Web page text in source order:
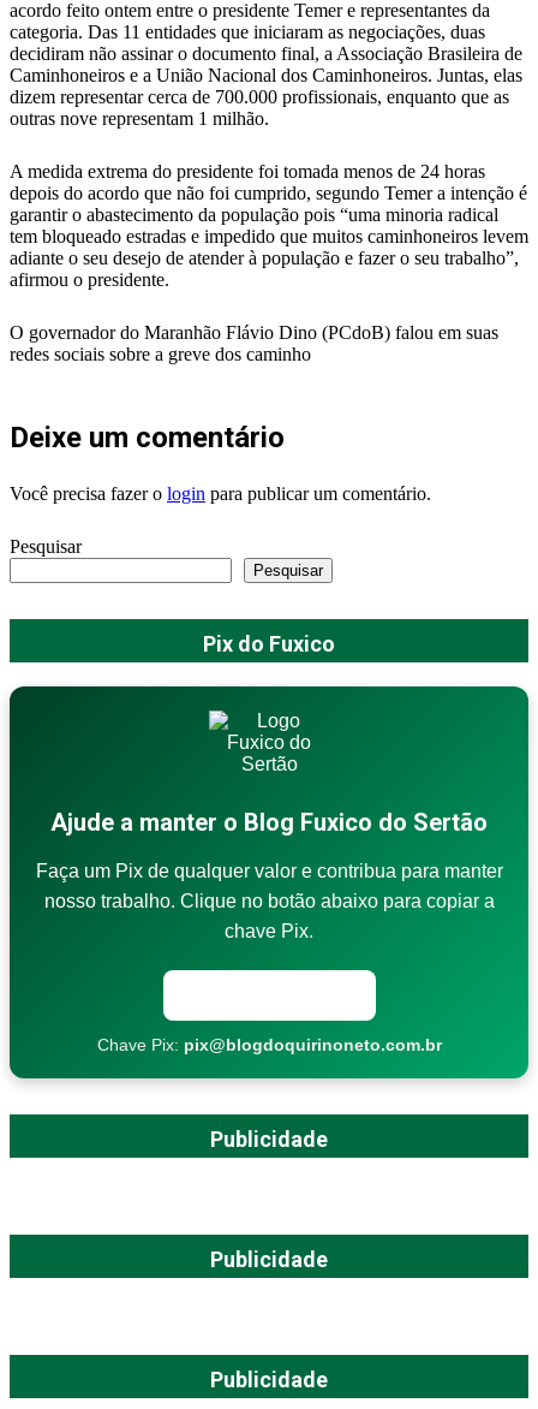
acordo feito ontem entre o presidente Temer e representantes da
categoria. Das 11 entidades que iniciaram as negociações, duas
decidiram não assinar o documento final, a Associação Brasileira de
Caminhoneiros e a União Nacional dos Caminhoneiros. Juntas, elas
dizem representar cerca de 700.000 profissionais, enquanto que as
outras nove representam 1 milhão.
A medida extrema do presidente foi tomada menos de 24 horas
depois do acordo que não foi cumprido, segundo Temer a intenção é
garantir o abastecimento da população pois “uma minoria radical
tem bloqueado estradas e impedido que muitos caminhoneiros levem
adiante o seu desejo de atender à população e fazer o seu trabalho”,
afirmou o presidente.
O governador do Maranhão Flávio Dino (PCdoB) falou em suas
redes sociais sobre a greve dos caminho
Deixe um comentário
Você precisa fazer o login para publicar um comentário.
Pesquisar
Pesquisar
Pix do Fuxico
Ajude a manter o Blog Fuxico do Sertão
Faça um Pix de qualquer valor e contribua para manter
nosso trabalho. Clique no botão abaixo para copiar a
chave Pix.
Chave Pix: pix@blogdoquirinoneto.com.br
Publicidade
Publicidade
Publicidade